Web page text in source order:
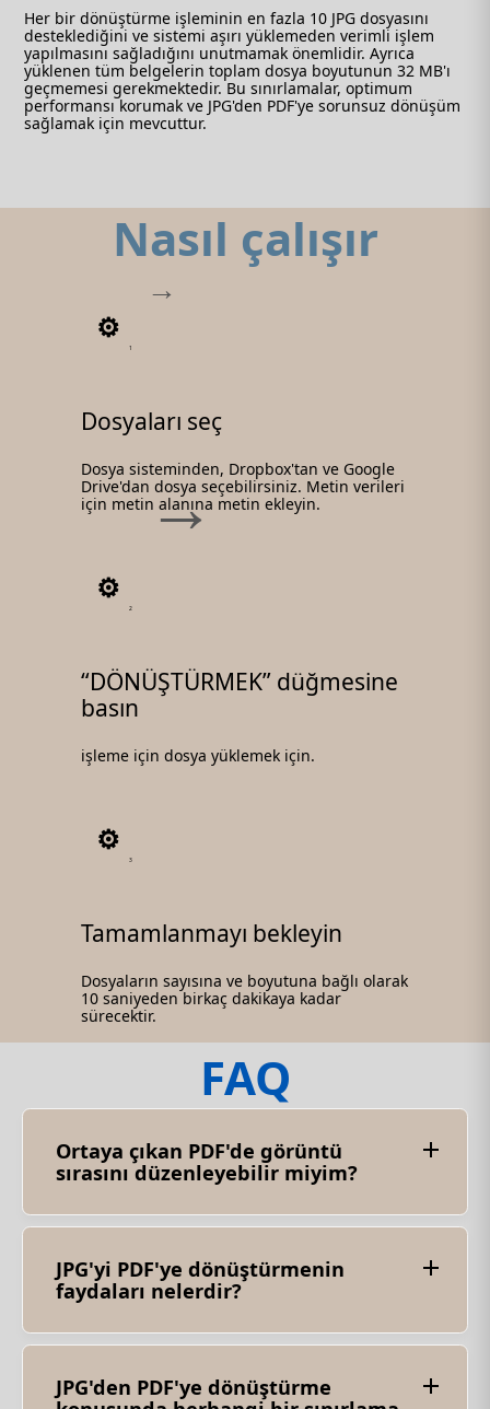
Her bir dönüştürme işleminin en fazla 10 JPG dosyasını
desteklediğini ve sistemi aşırı yüklemeden verimli işlem
yapılmasını sağladığını unutmamak önemlidir. Ayrıca
yüklenen tüm belgelerin toplam dosya boyutunun 32 MB'ı
geçmemesi gerekmektedir. Bu sınırlamalar, optimum
performansı korumak ve JPG'den PDF'ye sorunsuz dönüşüm
sağlamak için mevcuttur.
Nasıl çalışır
1
Dosyaları seç
Dosya sisteminden, Dropbox'tan ve Google
Drive'dan dosya seçebilirsiniz. Metin verileri
için metin alanına metin ekleyin.
2
“DÖNÜŞTÜRMEK” düğmesine
basın
işleme için dosya yüklemek için.
3
Tamamlanmayı bekleyin
Dosyaların sayısına ve boyutuna bağlı olarak
10 saniyeden birkaç dakikaya kadar
sürecektir.
FAQ
Ortaya çıkan PDF'de görüntü
sırasını düzenleyebilir miyim?
belgesindeki görüntülerin sırasını yeniden
JPG'yi PDF'ye dönüştürmenin
faydaları nelerdir?
olmak üzere çeşitli avantajlar sunar: Kolaylık:
paylaşmayı kolaylaştırır. Azaltılmış dosya boyutu:
JPG'den PDF'ye dönüştürme